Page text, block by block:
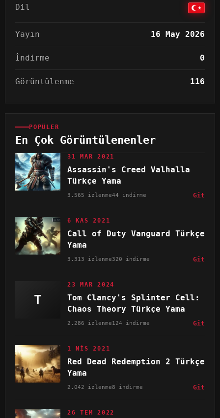
Dil
Yayın 16 May 2026
İndirme 0
Görüntülenme 116
POPÜLER
En Çok Görüntülenenler
31 MAR 2021
Assassin's Creed Valhalla
Türkçe Yama
3.565 izlenme44 indirme Git
6 KAS 2021
Call of Duty Vanguard Türkçe
Yama
3.313 izlenme320 indirme Git
T
23 MAR 2024
Tom Clancy's Splinter Cell:
Chaos Theory Türkçe Yama
2.286 izlenme124 indirme Git
1 NIS 2021
Red Dead Redemption 2 Türkçe
Yama
2.042 izlenme8 indirme Git
26 TEM 2022